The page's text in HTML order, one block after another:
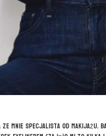
mnie specjalista od makijażu.